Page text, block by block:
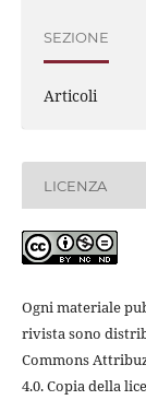
SEZIONE
Articoli
LICENZA
Ogni materiale
rivista sono
Commons
4.0. Copia della